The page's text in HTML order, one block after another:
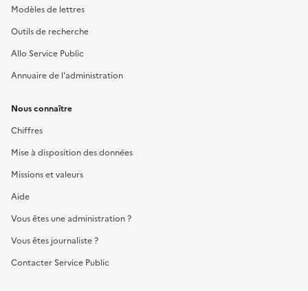
Modèles de lettres
Outils de recherche
Allo Service Public
Annuaire de l'administration
Nous connaître
Chiffres
Mise à disposition des données
Missions et valeurs
Aide
Vous êtes une administration ?
Vous êtes journaliste ?
Contacter Service Public